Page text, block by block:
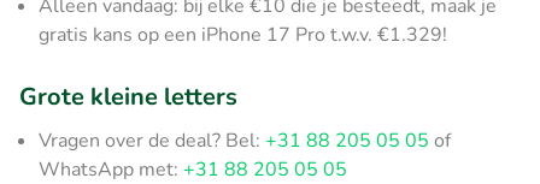
Alleen vandaag: bij elke €10 die je besteedt, maak je
gratis kans op een iPhone 17 Pro t.w.v. €1.329!
Grote kleine letters
Vragen over de deal? Bel: +31 88 205 05 05 of
WhatsApp met: +31 88 205 05 05